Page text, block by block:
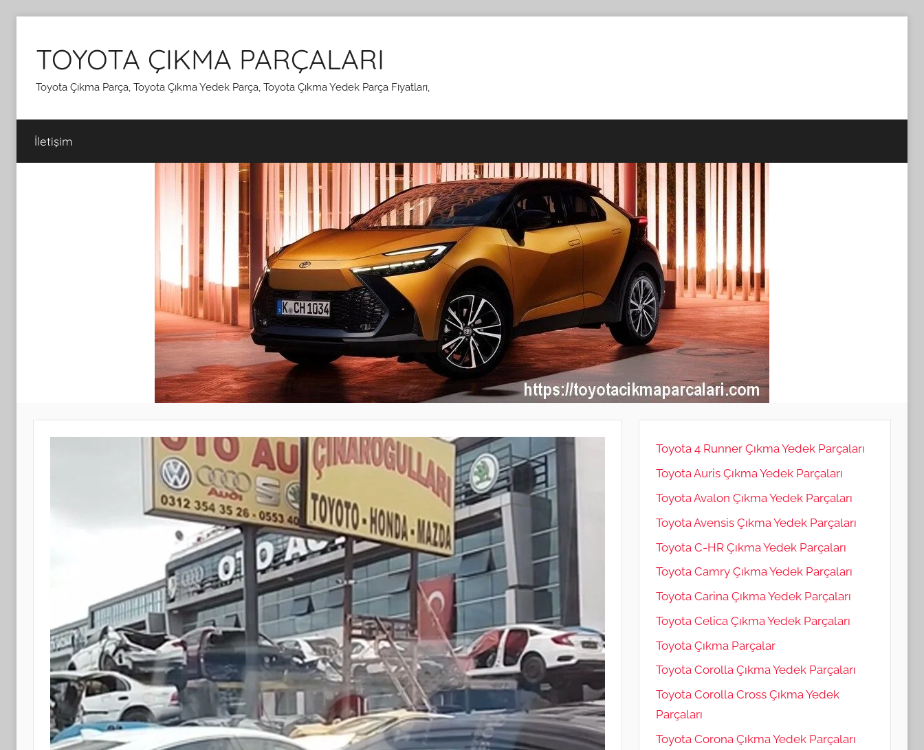
TOYOTA ÇIKMA PARÇALARI
Toyota Çıkma Parça, Toyota Çıkma Yedek Parça, Toyota Çıkma Yedek Parça Fiyatları,
İletişim
Toyota 4 Runner Çıkma Yedek Parçaları
Toyota Auris Çıkma Yedek Parçaları
Toyota Avalon Çıkma Yedek Parçaları
Toyota Avensis Çıkma Yedek Parçaları
Toyota C-HR Çıkma Yedek Parçaları
Toyota Camry Çıkma Yedek Parçaları
Toyota Carina Çıkma Yedek Parçaları
Toyota Celica Çıkma Yedek Parçaları
Toyota Çıkma Parçalar
Toyota Corolla Çıkma Yedek Parçaları
Toyota Corolla Cross Çıkma Yedek
Parçaları
Toyota Corona Çıkma Yedek Parçaları